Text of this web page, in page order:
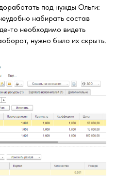
под нужды Ольги:
набирать состав
то необходимо видеть
нужно было их скрыть.